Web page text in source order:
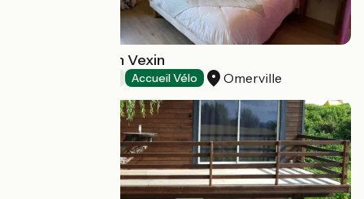
La Musardine en Vexin
Accueil Vélo Omerville